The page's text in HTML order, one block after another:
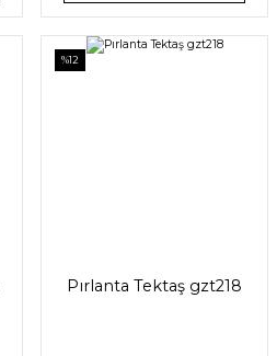
%12
Pırlanta Tektaş gzt218